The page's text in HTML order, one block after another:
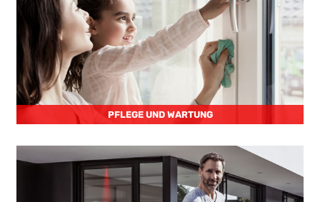
PFLEGE UND WARTUNG